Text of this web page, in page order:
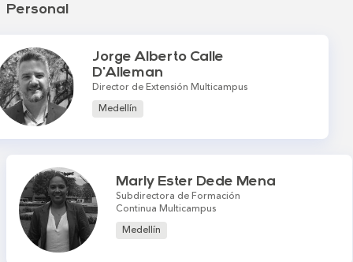
Personal
Jorge Alberto Calle
D'Alleman
Director de Extensión Multicampus
Medellín
Marly Ester Dede Mena
Subdirectora de Formación
Continua Multicampus
Medellín